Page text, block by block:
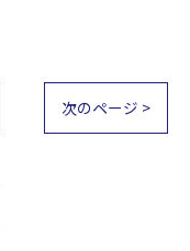
次のページ >